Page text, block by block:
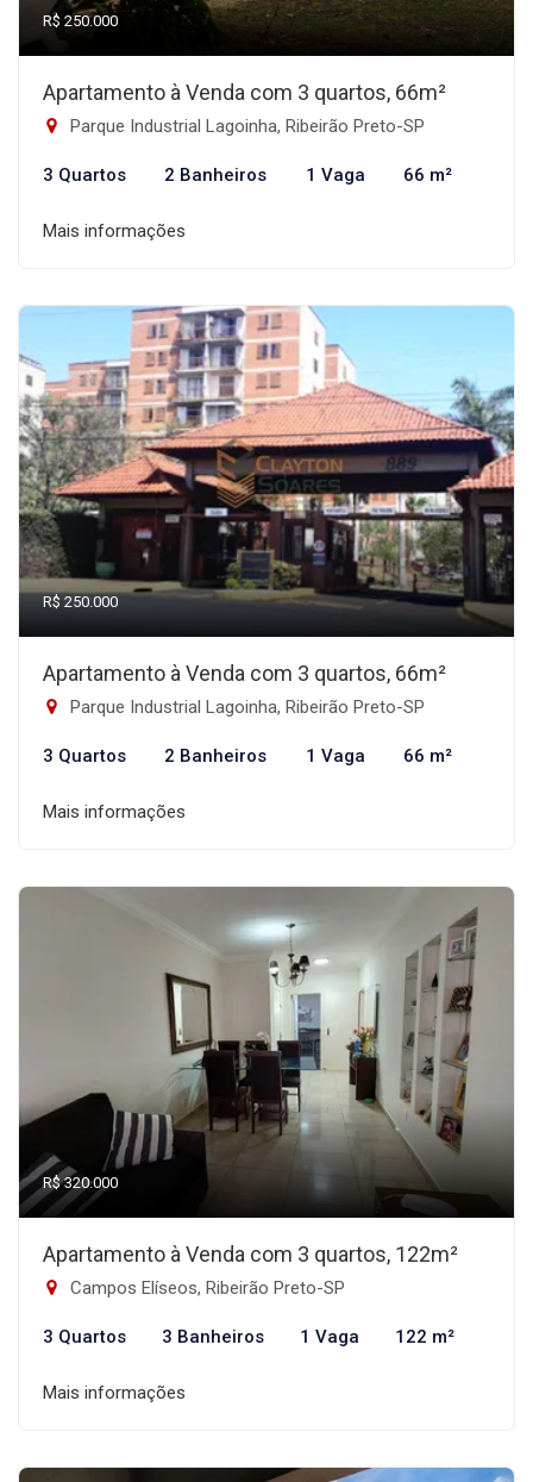
R$ 250.000
Apartamento à Venda com 3 quartos, 66m²
Parque Industrial Lagoinha, Ribeirão Preto-SP
3 Quartos 2 Banheiros 1 Vaga 66 m²
Mais informações
R$ 250.000
Apartamento à Venda com 3 quartos, 66m²
Parque Industrial Lagoinha, Ribeirão Preto-SP
3 Quartos 2 Banheiros 1 Vaga 66 m²
Mais informações
R$ 320.000
Apartamento à Venda com 3 quartos, 122m²
Campos Elíseos, Ribeirão Preto-SP
3 Quartos 3 Banheiros 1 Vaga 122 m²
Mais informações